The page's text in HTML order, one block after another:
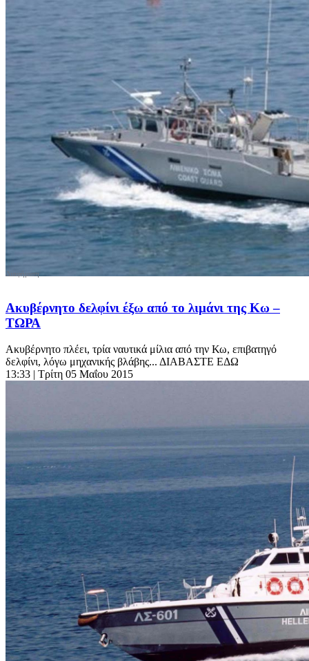
Ακυβέρνητο δελφίνι έξω από το λιμάνι της Κω –
ΤΩΡΑ
Ακυβέρνητο πλέει, τρία ναυτικά μίλια από την Κω, επιβατηγό
δελφίνι, λόγω μηχανικής βλάβης... ΔΙΑΒΑΣΤΕ ΕΔΩ
13:33 | Τρίτη 05 Μαΐου 2015